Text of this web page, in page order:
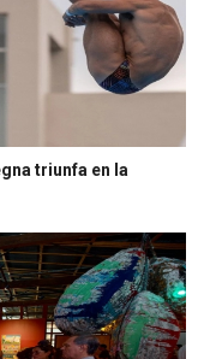
triunfa en la